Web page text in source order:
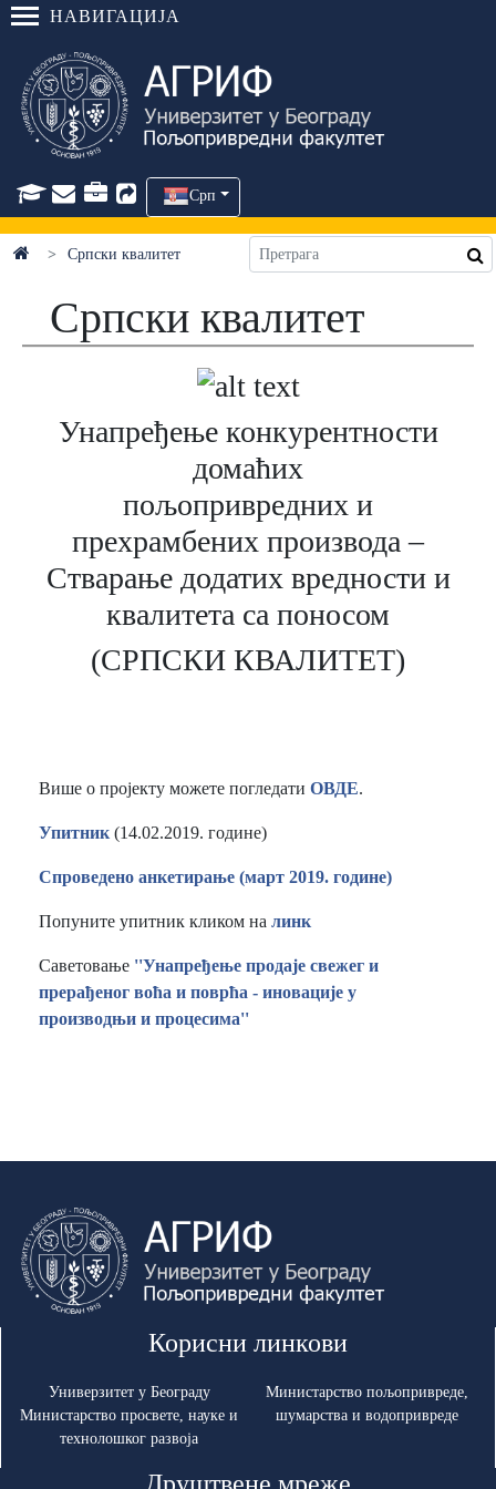
НАВИГАЦИЈА
Срп
Српски квалитет
Српски квалитет
Унапређење конкурентности
домаћих
пољопривредних и
прехрамбених производа –
Стварање додатих вредности и
квалитета са поносом
(СРПСКИ КВАЛИТЕТ)
Више о пројекту можете погледати ОВДЕ.
Упитник (14.02.2019. године)
Спроведено анкетирање (март 2019. године)
Попуните упитник кликом на линк
Саветовање ''Унапређење продаје свежег и
прерађеног воћа и поврћа - иновације у
производњи и процесима''
Корисни линкови
Универзитет у Београду
Министарство просвете, науке и
технолошког развоја
Министарство пољопривреде,
шумарства и водопривреде